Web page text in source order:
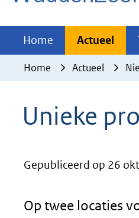
cookies
website
worden
Home Actueel
Home Actueel
Unieke
Gepubliceerd op 26
Op twee locaties